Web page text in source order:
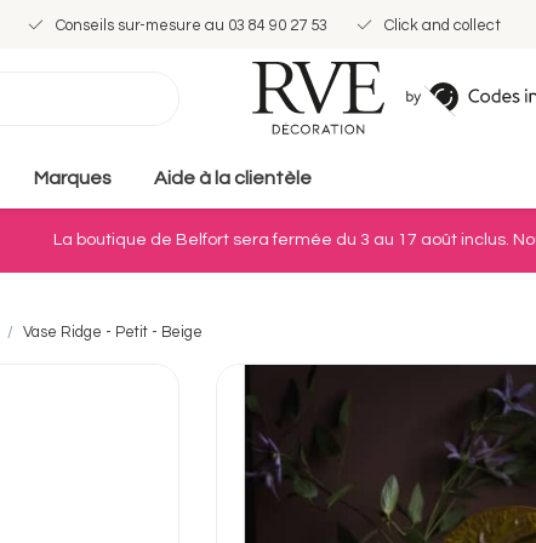
Conseils sur-mesure au 03 84 90 27 53 Click and collect
Marques Aide à la clientèle
La boutique de Belfort sera fermée du 3 au 17 août inclus.
Vase Ridge - Petit - Beige